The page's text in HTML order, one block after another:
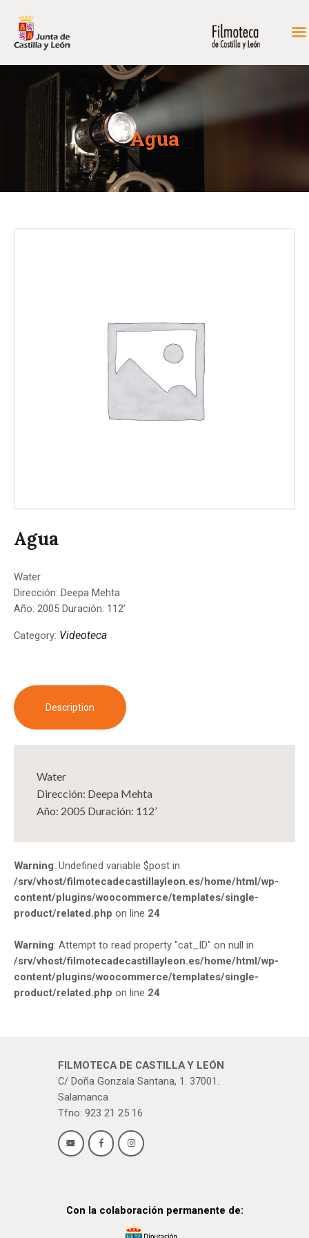
Agua
INICIO
FONDOS DE CONSULTA
PROGRAMACIÓN
EXPOSICIONES
DIDÁCTICA
Agua
Water
Dirección: Deepa Mehta
Año: 2005 Duración: 112’
Category: Videoteca
Description
Water
Dirección: Deepa Mehta
Año: 2005 Duración: 112’
Warning: Undefined variable $post in
/srv/vhost/filmotecadecastillayleon.es/home/html/wp-
content/plugins/woocommerce/templates/single-
product/related.php on line 24
Warning: Attempt to read property "cat_ID" on null in
/srv/vhost/filmotecadecastillayleon.es/home/html/wp-
content/plugins/woocommerce/templates/single-
product/related.php on line 24
FILMOTECA DE CASTILLA Y LEÓN
C/ Doña Gonzala Santana, 1. 37001.
Salamanca
Tfno: 923 21 25 16
Con la colaboración permanente de: